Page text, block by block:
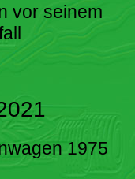
vor seinem
1975